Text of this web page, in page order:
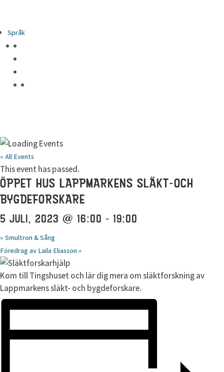
Språk
« All Events
This event has passed.
ÖPPET HUS LAPPMARKENS SLÄKT-OCH
BYGDEFORSKARE
5 JULI, 2023 @ 16:00 - 19:00
« Smultron & Sång
Föredrag av Laila Eliasson»
Kom till Tingshuset och lär dig mera om släktforskning av
Lappmarkens släkt- och bygdeforskare.